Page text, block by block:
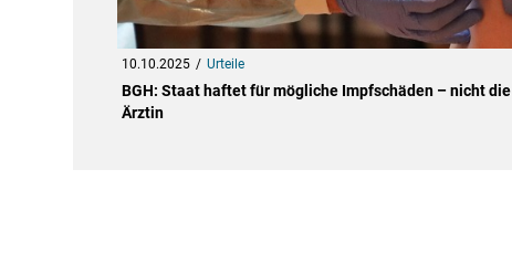
10.10.2025 Urteile
BGH: Staat haftet für mögliche Impfschäden – nicht die
Ärztin